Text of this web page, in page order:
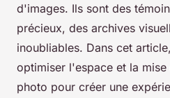
d'images. Ils sont des
précieux, des archives
inoubliables. Dans cet
optimiser l'espace et la
photo pour créer une